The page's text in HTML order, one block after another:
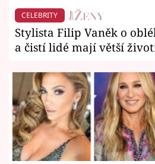
CELEBRITY
Stylista Filip Vaněk o
a čistí lidé mají větší